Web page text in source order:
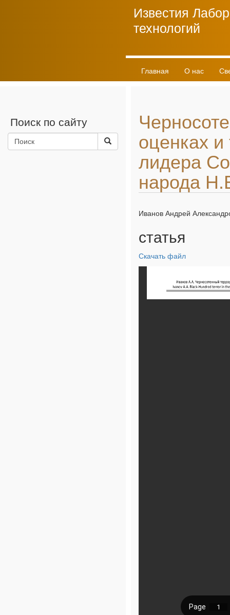
Известия
технологий
Главная О нас
Поиск по сайту
оценках и
лидера
народа
Иванов Андрей
статья
Скачать файл